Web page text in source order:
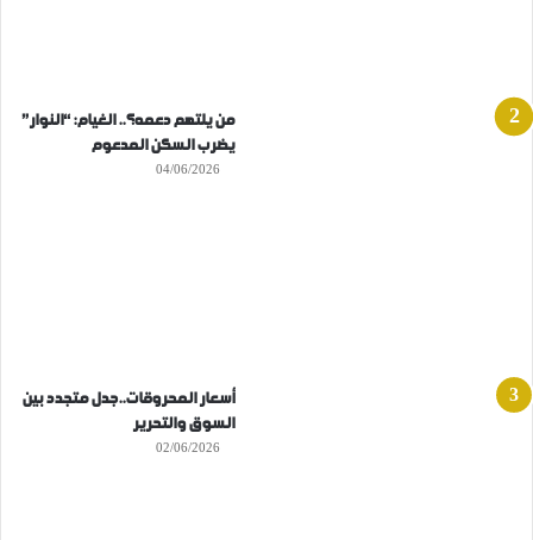
من يلتهم دعمه؟.. الغيام: “النوار”
يضرب السكن المدعوم
04/06/2026
أسعار المحروقات..جدل متجدد بين
السوق والتحرير
02/06/2026